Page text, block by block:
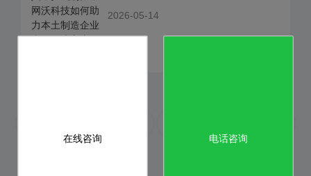
2026-05-14
在线咨询
电话咨询